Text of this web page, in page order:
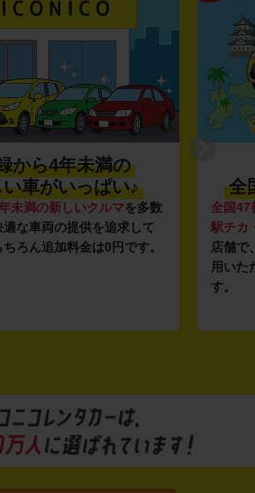
から4年未満の
車がいっぱい♪
未満の新しいクルマを多数
な車両の提供を追求して
ろん追加料金は0円です。
全
全国47
駅チカ
店舗で
用いた
す。